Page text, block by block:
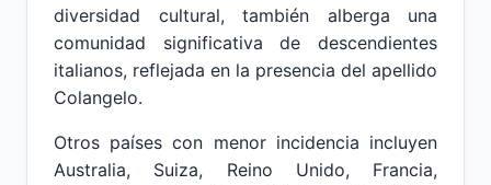
diversidad cultural, también alberga una
comunidad significativa de descendientes
italianos, reflejada en la presencia del apellido
Colangelo.
Otros países con menor incidencia incluyen
Australia, Suiza, Reino Unido, Francia,